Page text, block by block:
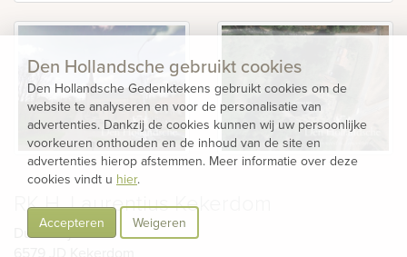
RK H. Laurentius Kekerdom
Duffeltdijk
Den Hollandsche gebruikt cookies
Den Hollandsche Gedenktekens gebruikt cookies om de
website te analyseren en voor de personalisatie van
advertenties. Dankzij de cookies kunnen wij uw persoonlijke
voorkeuren onthouden en de inhoud van de site en
advertenties hierop afstemmen. Meer informatie over deze
cookies vindt u hier.
Accepteren Weigeren